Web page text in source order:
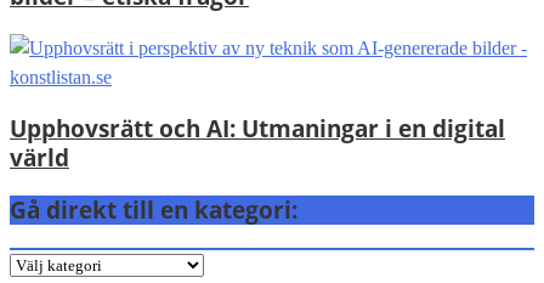
Upphovsrätt och AI: Utmaningar i en digital
värld
Gå direkt till en kategori:
Gå